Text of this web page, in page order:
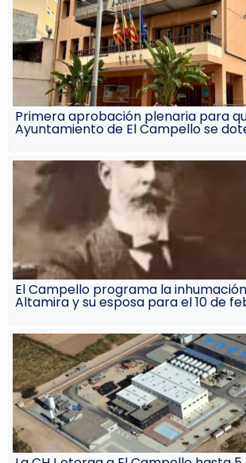
Primera aprobación plenaria para
Ayuntamiento de El Campello se
El Campello programa la
Altamira y su esposa para el 10 de